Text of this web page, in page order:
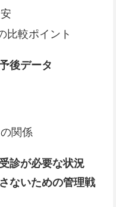
比較ポイント
後データ
関係
診が必要な状況
ないための管理戦